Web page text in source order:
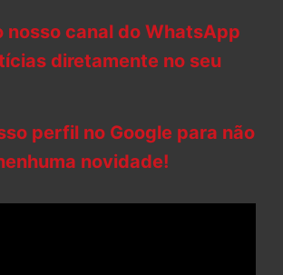
nosso canal do WhatsApp
diretamente no seu
perfil no Google para não
novidade!